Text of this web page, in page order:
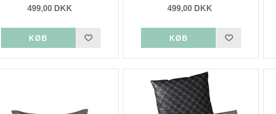
499,00 DKK 499,00 DKK